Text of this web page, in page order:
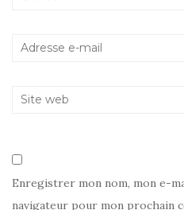
Enregistrer mon nom, mon e-
navigateur pour mon prochain